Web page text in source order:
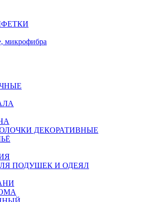
микрофибра
ДЕКОРАТИВНЫЕ
ПОДУШЕК И ОДЕЯЛ